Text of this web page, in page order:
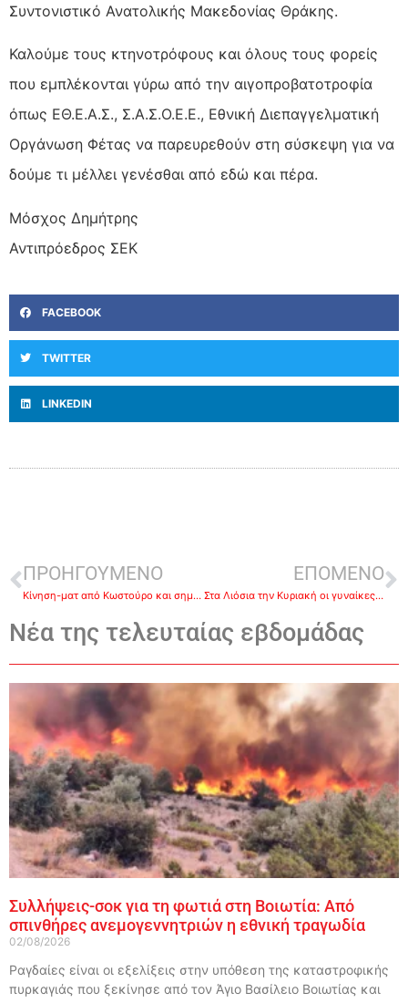
Συντονιστικό Ανατολικής Μακεδονίας Θράκης.
Καλούμε τους κτηνοτρόφους και όλους τους φορείς
που εμπλέκονται γύρω από την αιγοπροβατοτροφία
όπως ΕΘ.Ε.Α.Σ., Σ.Α.Σ.Ο.Ε.Ε., Εθνική Διεπαγγελματική
Οργάνωση Φέτας να παρευρεθούν στη σύσκεψη για να
δούμε τι μέλλει γενέσθαι από εδώ και πέρα.
Μόσχος Δημήτρης
Αντιπρόεδρος ΣΕΚ
FACEBOOK
TWITTER
LINKEDIN
ΠΡΟΗΓΟΥΜΕΝΟ
Κίνηση-ματ από Κωστούρο και σημαντικό εκλογικό προβάδισμα με την επιστροφή Μπουζαλά
ΕΠΟΜΕΝΟ
Στα Λιόσια την Κυριακή οι γυναίκες της «Αργολίδας 2000»
Νέα της τελευταίας εβδομάδας
Συλλήψεις-σοκ για τη φωτιά στη Βοιωτία: Από
σπινθήρες ανεμογεννητριών η εθνική τραγωδία
02/08/2026
Ραγδαίες είναι οι εξελίξεις στην υπόθεση της καταστροφικής
πυρκαγιάς που ξεκίνησε από τον Άγιο Βασίλειο Βοιωτίας και